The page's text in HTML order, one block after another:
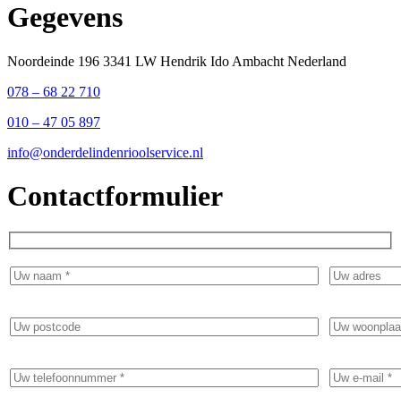
Gegevens
Noordeinde 196 3341 LW Hendrik Ido Ambacht Nederland
078 – 68 22 710
010 – 47 05 897
info@onderdelindenrioolservice.nl
Contactformulier